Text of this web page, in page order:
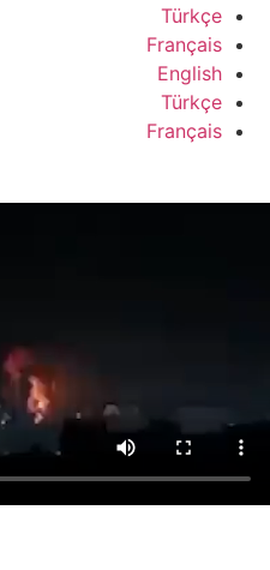
Türkçe
Français
English
Türkçe
Français